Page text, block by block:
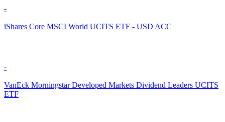
-
iShares Core MSCI World UCITS ETF - USD ACC
-
VanEck Morningstar Developed Markets Dividend Leaders UCITS
ETF